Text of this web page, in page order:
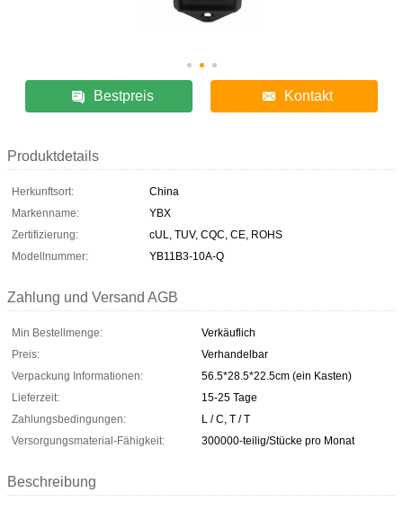
Bestpreis Kontakt
Produktdetails
Herkunftsort:
China
Markenname:
YBX
Zertifizierung:
cUL, TUV, CQC, CE, ROHS
Modellnummer:
YB11B3-10A-Q
Zahlung und Versand AGB
Min Bestellmenge:
Verkäuflich
Preis:
Verhandelbar
Verpackung Informationen:
56.5*28.5*22.5cm (ein Kasten)
Lieferzeit:
15-25 Tage
Zahlungsbedingungen:
L / C, T / T
Versorgungsmaterial-Fähigkeit:
300000-teilig/Stücke pro Monat
Beschreibung